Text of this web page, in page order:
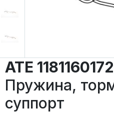
ATE
Пружина,
суппорт